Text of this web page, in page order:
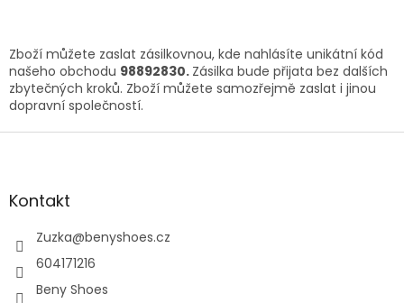
Zboží můžete zaslat zásilkovnou, kde nahlásíte unikátní kód
našeho obchodu 98892830. Zásilka bude přijata bez dalších
zbytečných kroků. Zboží můžete samozřejmě zaslat i jinou
dopravní společností.
Z
aKontakt
Zuzka@benyshoes.cz
604171216
Beny Shoes